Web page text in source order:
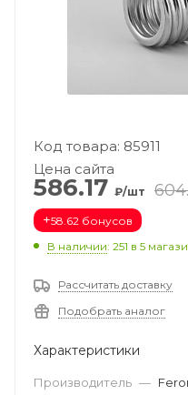
Код товара: 85911
Цена сайта
586.17 ₽/шт
+58.62 бонусов
В наличии: 251 в 5
Рассчитать доставку
Подобрать аналог
Характеристики
Производитель —